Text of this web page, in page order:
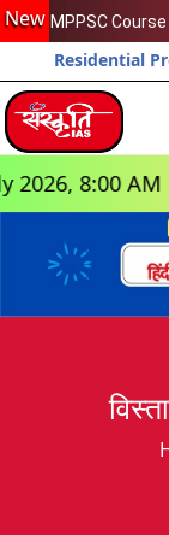
New MPPSC
Residential
AM